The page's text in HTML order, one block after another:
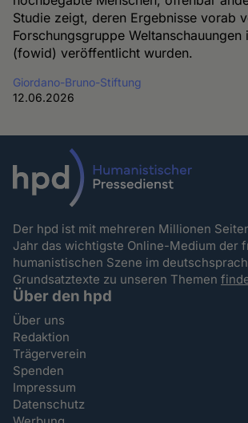
Studie zeigt, deren Ergebnisse vorab
Forschungsgruppe Weltanschauungen
(fowid) veröffentlicht wurden.
Giordano-Bruno-Stiftung
12.06.2026
Der hpd ist mit mehreren Millionen
Jahr das wichtigste Online-Medium der
humanistischen Szene im
Grundsatztexte zu unseren Themen
Über den hpd
Über uns
Redaktion
Trägerverein
Spenden
Impressum
Datenschutz